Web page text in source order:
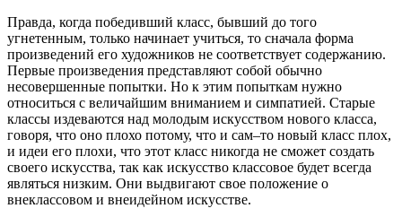
Правда, когда победивший класс, бывший до того
угнетенным, только начинает учиться, то сначала форма
произведений его художников не соответствует содержанию.
Первые произведения представляют собой обычно
несовершенные попытки. Но к этим попыткам нужно
относиться с величайшим вниманием и симпатией. Старые
классы издеваются над молодым искусством нового класса,
говоря, что оно плохо потому, что и сам–то новый класс плох,
и идеи его плохи, что этот класс никогда не сможет создать
своего искусства, так как искусство классовое будет всегда
являться низким. Они выдвигают свое положение о
внеклассовом и внеидейном искусстве.